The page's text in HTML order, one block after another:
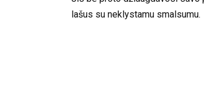
lašus su neklystamu smalsumu.